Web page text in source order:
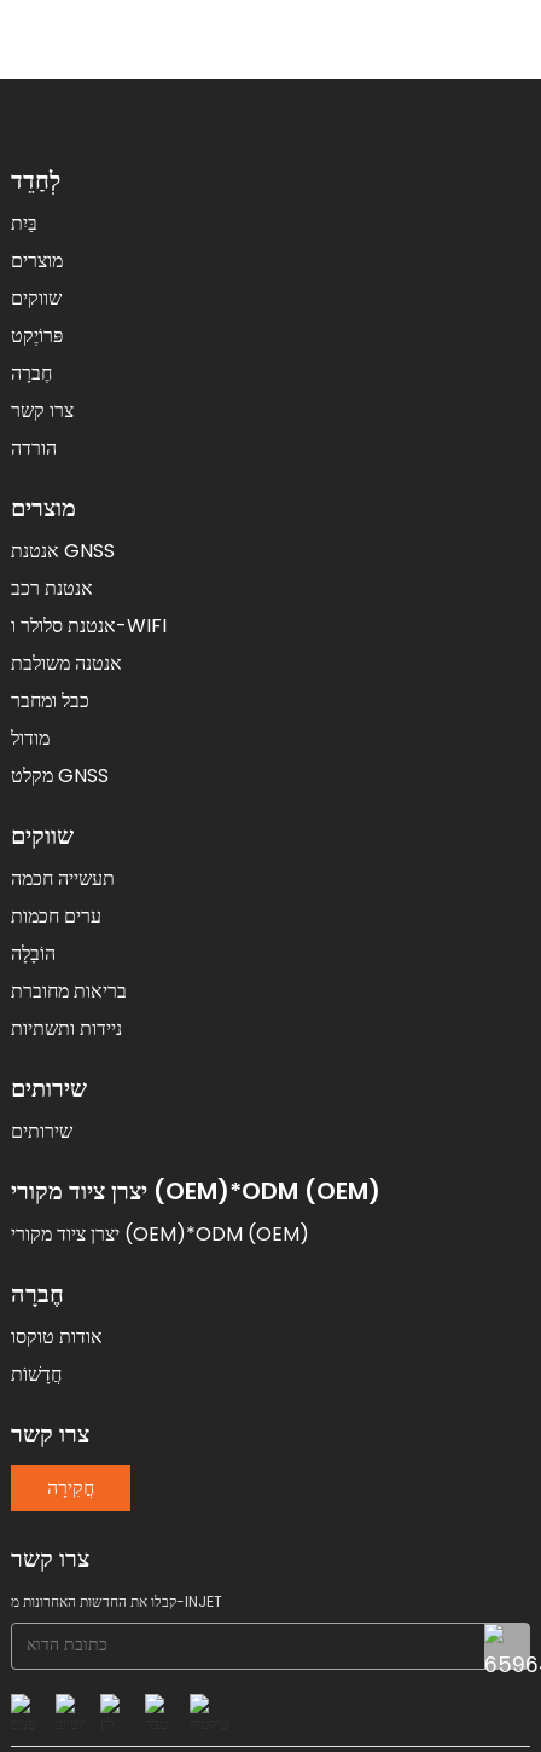
לְחַדֵד
בַּיִת
מוצרים
שווקים
פּרוֹיֶקט
חֶברָה
צרו קשר
הורדה
מוצרים
אנטנת GNSS
אנטנת רכב
אנטנת סלולר ו-WIFI
אנטנה משולבת
כבל ומחבר
מודול
מקלט GNSS
שווקים
תעשייה חכמה
ערים חכמות
הוֹבָלָה
בריאות מחוברת
ניידות ותשתיות
שירותים
שירותים
יצרן ציוד מקורי (OEM)*ODM (OEM)
יצרן ציוד מקורי (OEM)*ODM (OEM)
חֶברָה
אודות טוקסו
חֲדָשׁוֹת
צרו קשר
חֲקִירָה
צרו קשר
קבלו את החדשות האחרונות מ-INJET